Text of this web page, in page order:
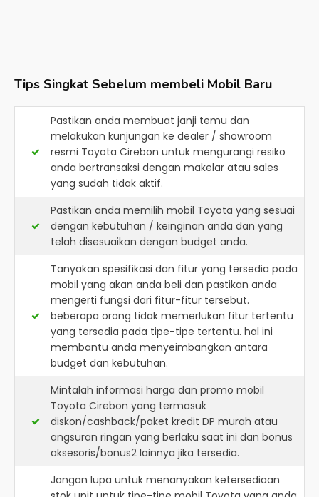
Tips Singkat Sebelum membeli Mobil Baru
Pastikan anda membuat janji temu dan
melakukan kunjungan ke dealer / showroom
resmi Toyota Cirebon untuk mengurangi resiko
anda bertransaksi dengan makelar atau sales
yang sudah tidak aktif.
Pastikan anda memilih mobil Toyota yang sesuai
dengan kebutuhan / keinginan anda dan yang
telah disesuaikan dengan budget anda.
Tanyakan spesifikasi dan fitur yang tersedia pada
mobil yang akan anda beli dan pastikan anda
mengerti fungsi dari fitur-fitur tersebut.
beberapa orang tidak memerlukan fitur tertentu
yang tersedia pada tipe-tipe tertentu. hal ini
membantu anda menyeimbangkan antara
budget dan kebutuhan.
Mintalah informasi harga dan promo mobil
Toyota Cirebon yang termasuk
diskon/cashback/paket kredit DP murah atau
angsuran ringan yang berlaku saat ini dan bonus
aksesoris/bonus2 lainnya jika tersedia.
Jangan lupa untuk menanyakan ketersediaan